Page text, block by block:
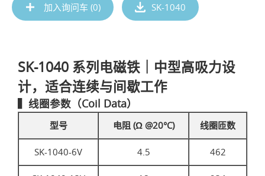
加入询问车 (0) SK-1040
SK-1040 系列电磁铁｜中型高吸力设
计，适合连续与间歇工作
▍线圈参数（Coil Data）
型号 电阻 (Ω @20°C) 线圈匝数
SK-1040-6V 4.5 462